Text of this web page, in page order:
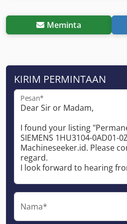
Meminta
KIRIM PERMINTAAN
Pesan*
Nama*